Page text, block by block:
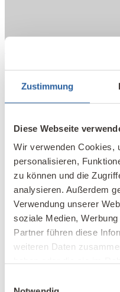
Zustimmung
Diese Webseite
Wir verwenden Cookies,
personalisieren,
zu können und die
analysieren. Außerdem
Verwendung unserer
soziale Medien,
Partner führen diese
weiteren Daten